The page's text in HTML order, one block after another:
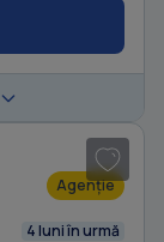
Agenție
4 luni în urmă